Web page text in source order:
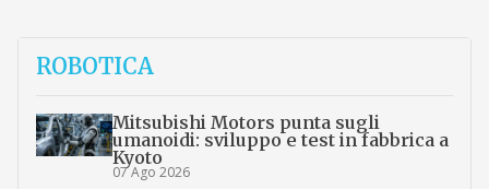
ROBOTICA
Mitsubishi Motors punta sugli
umanoidi: sviluppo e test in fabbrica a
Kyoto
07 Ago 2026